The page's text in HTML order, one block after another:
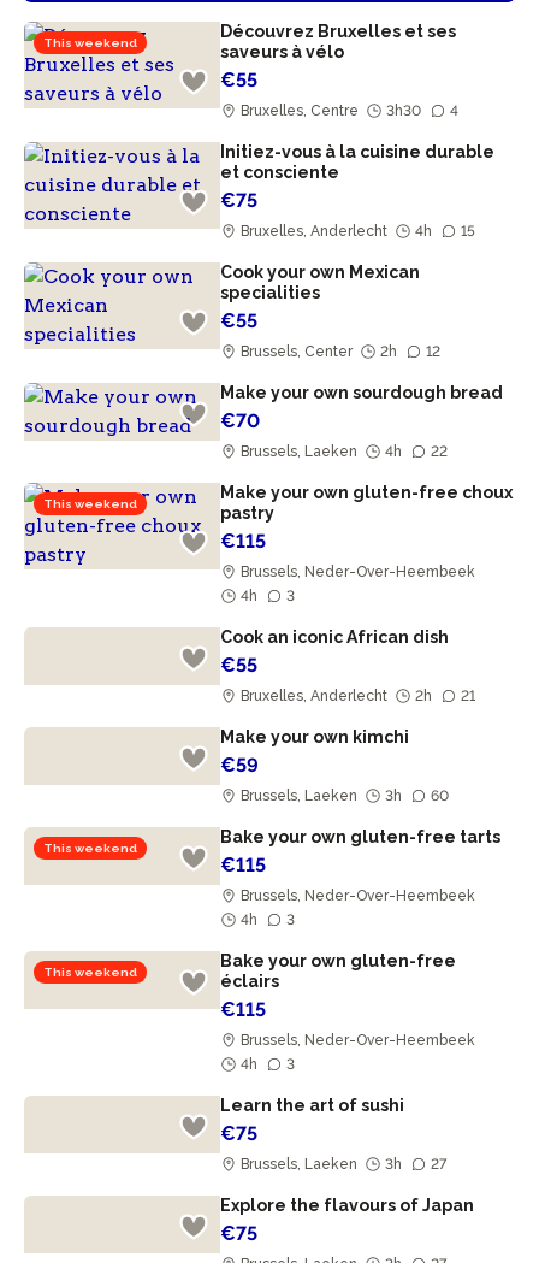
This weekend
Découvrez Bruxelles et ses
saveurs à vélo
€55
Bruxelles, Centre 3h30 4
Initiez-vous à la cuisine durable
et consciente
€75
Bruxelles, Anderlecht 4h 15
Cook your own Mexican
specialities
€55
Brussels, Center 2h 12
Make your own sourdough bread
€70
Brussels, Laeken 4h 22
This weekend
Make your own gluten-free choux
pastry
€115
Brussels, Neder-Over-Heembeek
4h
3
Cook an iconic African dish
€55
Bruxelles, Anderlecht 2h 21
Make your own kimchi
€59
Brussels, Laeken 3h 60
This weekend
Bake your own gluten-free tarts
€115
Brussels, Neder-Over-Heembeek
4h
3
This weekend
Bake your own gluten-free
éclairs
€115
Brussels, Neder-Over-Heembeek
4h
3
Learn the art of sushi
€75
Brussels, Laeken 3h 27
Explore the flavours of Japan
€75